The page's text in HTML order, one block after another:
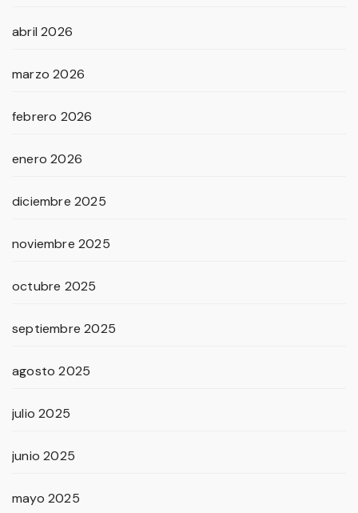
abril 2026
marzo 2026
febrero 2026
enero 2026
diciembre 2025
noviembre 2025
octubre 2025
septiembre 2025
agosto 2025
julio 2025
junio 2025
mayo 2025